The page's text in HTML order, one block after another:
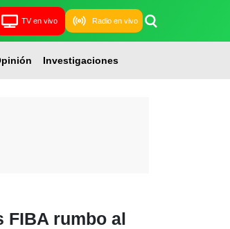
TV en vivo Radio en vivo
Investigaciones
FIBA rumbo al